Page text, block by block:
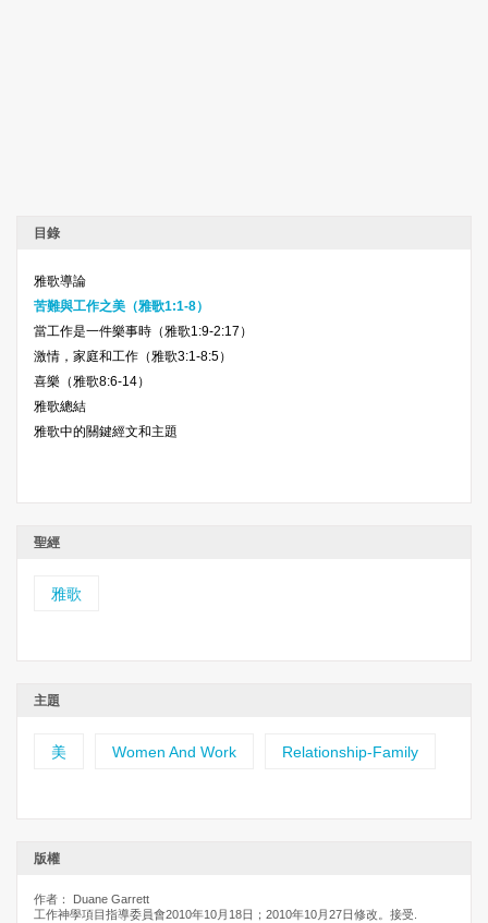
目錄
雅歌導論
苦難與工作之美（雅歌1:1-8）
當工作是一件樂事時（雅歌1:9-2:17）
激情，家庭和工作（雅歌3:1-8:5）
喜樂（雅歌8:6-14）
雅歌總結
雅歌中的關鍵經文和主題
聖經
雅歌
主題
美 Women And Work Relationship-Family
版權
作者： Duane Garrett
工作神學項目指導委員會2010年10月18日；2010年10月27日修改。接受.